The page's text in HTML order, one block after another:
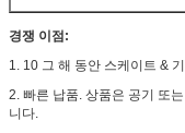
경쟁 이점:
1. 10 그 해 동안 스케이트 &
2. 빠른 납품. 상품은 공기 또
니다.